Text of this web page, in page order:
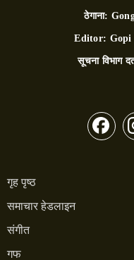
ठेगाना:
Editor: Gopi
सूचना विभाग
गृह पृष्ठ
समाचार हेडलाइन
संगीत
गफ